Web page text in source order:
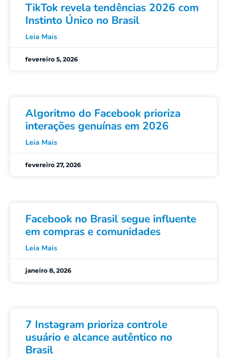
TikTok revela tendências 2026 com
Instinto Único no Brasil
Leia Mais
fevereiro 5, 2026
Algoritmo do Facebook prioriza
interações genuínas em 2026
Leia Mais
fevereiro 27, 2026
Facebook no Brasil segue influente
em compras e comunidades
Leia Mais
janeiro 8, 2026
7 Instagram prioriza controle
usuário e alcance autêntico no
Brasil